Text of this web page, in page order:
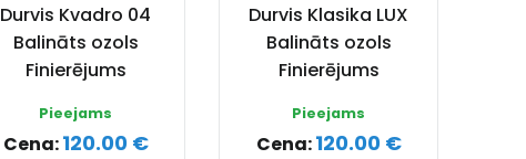
Durvis Kvadro 04
Balināts ozols
Finierējums
Pieejams
Cena:120.00 €
Durvis Klasika LUX
Balināts ozols
Finierējums
Pieejams
Cena:120.00 €